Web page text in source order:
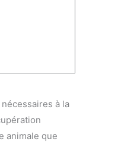
à la
animale que